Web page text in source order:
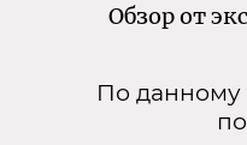
Обзор от
По данному